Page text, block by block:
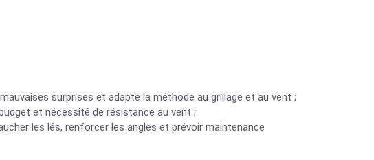
surprises et adapte la méthode au grillage et au vent ;
et nécessité de résistance au vent ;
les lés, renforcer les angles et prévoir maintenance